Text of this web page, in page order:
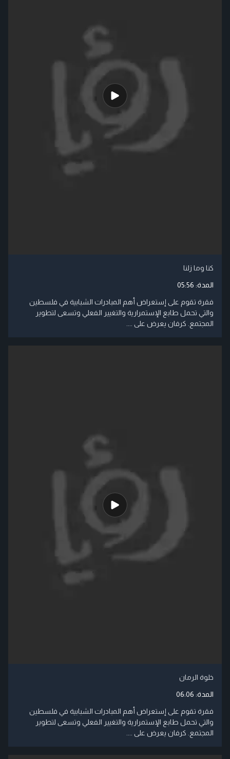
كنا وما زلنا
المدة: 05:56
فقرة تقوم على إستعراض أهم المبادرات الشبابية في فلسطين
والتي تحمل طابع الإستمرارية والتغيير الفعلي وتسعى لتطوير
المجتمع. كرفان يعرض على ....
خلوة الرمان
المدة: 06:06
فقرة تقوم على إستعراض أهم المبادرات الشبابية في فلسطين
والتي تحمل طابع الإستمرارية والتغيير الفعلي وتسعى لتطوير
المجتمع. كرفان يعرض على ....